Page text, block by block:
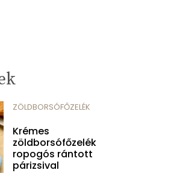
ZÖLDBORSÓFŐZELÉK
Krémes
zöldborsófőzelék
ropogós rántott
párizsival